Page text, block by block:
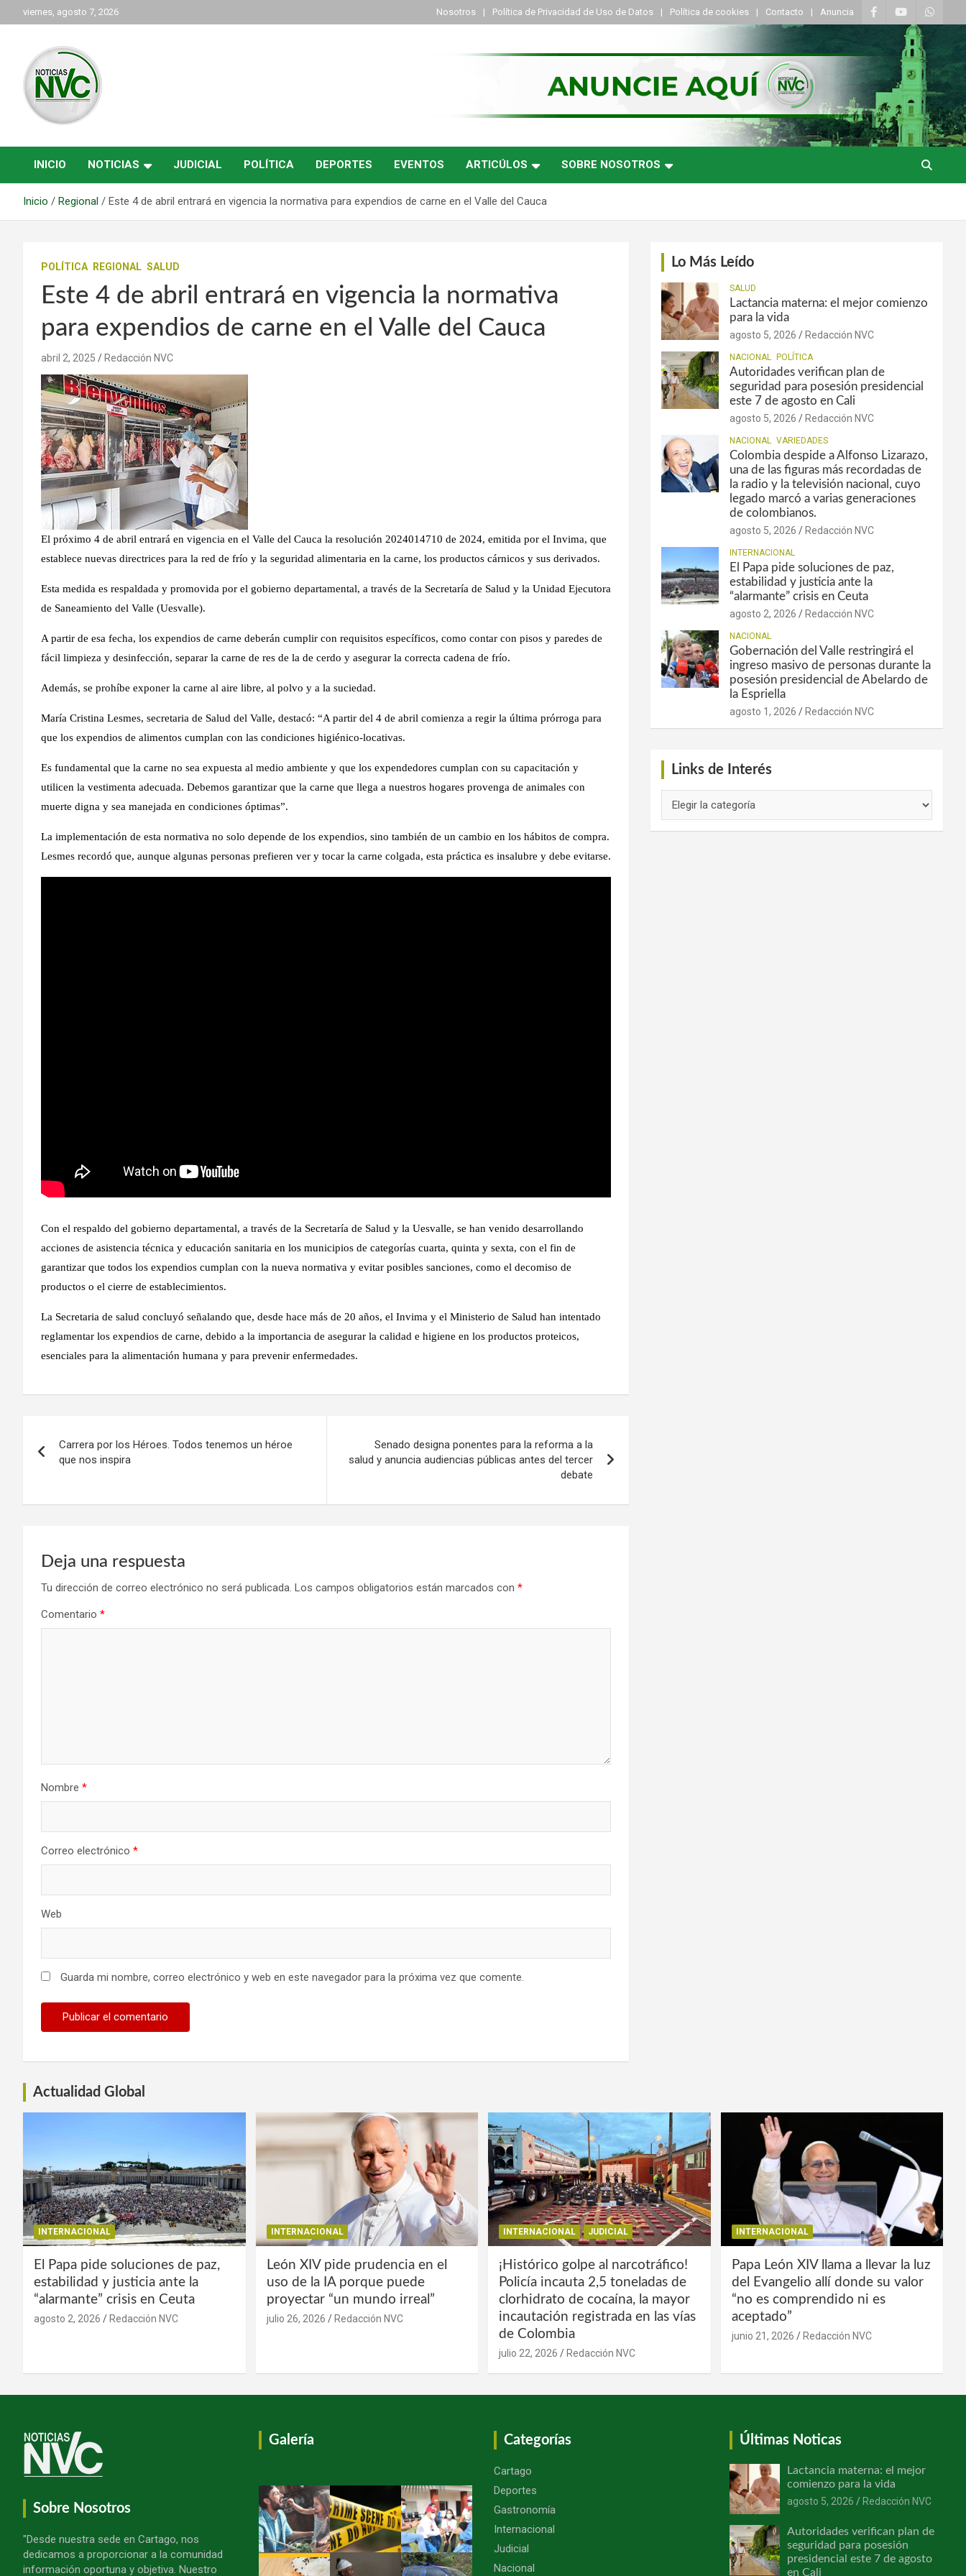
al
viernes, agosto 7, 2026 Nosotros Política de Privacidad de Uso de Datos Política de cookies Contacto Anuncia
NVC Noticias
INICIO NOTICIAS JUDICIAL POLÍTICA DEPORTES EVENTOS ARTICÚLOS SOBRE NOSOTROS
Inicio Regional Este 4 de abril entrará en vigencia la normativa para expendios de carne en el Valle del Cauca
POLÍTICA REGIONAL SALUD
Este 4 de abril entrará en vigencia la normativa
para expendios de carne en el Valle del Cauca
abril 2, 2025 Redacción NVC
El próximo 4 de abril entrará en vigencia en el Valle del Cauca la resolución 2024014710 de 2024, emitida por el Invima, que
establece nuevas directrices para la red de frío y la seguridad alimentaria en la carne, los productos cárnicos y sus derivados.
Esta medida es respaldada y promovida por el gobierno departamental, a través de la Secretaría de Salud y la Unidad Ejecutora
de Saneamiento del Valle (Uesvalle).
A partir de esa fecha, los expendios de carne deberán cumplir con requisitos específicos, como contar con pisos y paredes de
fácil limpieza y desinfección, separar la carne de res de la de cerdo y asegurar la correcta cadena de frío.
Además, se prohíbe exponer la carne al aire libre, al polvo y a la suciedad.
María Cristina Lesmes, secretaria de Salud del Valle, destacó: “A partir del 4 de abril comienza a regir la última prórroga para
que los expendios de alimentos cumplan con las condiciones higiénico-locativas.
Es fundamental que la carne no sea expuesta al medio ambiente y que los expendedores cumplan con su capacitación y
utilicen la vestimenta adecuada. Debemos garantizar que la carne que llega a nuestros hogares provenga de animales con
muerte digna y sea manejada en condiciones óptimas”.
La implementación de esta normativa no solo depende de los expendios, sino también de un cambio en los hábitos de compra.
Lesmes recordó que, aunque algunas personas prefieren ver y tocar la carne colgada, esta práctica es insalubre y debe evitarse.
Con el respaldo del gobierno departamental, a través de la Secretaría de Salud y la Uesvalle, se han venido desarrollando
acciones de asistencia técnica y educación sanitaria en los municipios de categorías cuarta, quinta y sexta, con el fin de
garantizar que todos los expendios cumplan con la nueva normativa y evitar posibles sanciones, como el decomiso de
productos o el cierre de establecimientos.
La Secretaria de salud concluyó señalando que, desde hace más de 20 años, el Invima y el Ministerio de Salud han intentado
reglamentar los expendios de carne, debido a la importancia de asegurar la calidad e higiene en los productos proteicos,
esenciales para la alimentación humana y para prevenir enfermedades.
de
Carrera por los Héroes. Todos tenemos un héroe
que nos inspira
Senado designa ponentes para la reforma a la
salud y anuncia audiencias públicas antes del tercer
debate
Deja una respuesta
Tu dirección de correo electrónico no será publicada. Los campos obligatorios están marcados con *
Comentario *
Nombre *
Correo electrónico *
Web
Guarda mi nombre, correo electrónico y web en este navegador para la próxima vez que comente.
Lo Más Leído
SALUD
Lactancia materna: el mejor comienzo
para la vida
agosto 5, 2026 Redacción NVC
NACIONAL POLÍTICA
Autoridades verifican plan de
seguridad para posesión presidencial
este 7 de agosto en Cali
agosto 5, 2026 Redacción NVC
NACIONAL VARIEDADES
Colombia despide a Alfonso Lizarazo,
una de las figuras más recordadas de
la radio y la televisión nacional, cuyo
legado marcó a varias generaciones
de colombianos.
agosto 5, 2026 Redacción NVC
INTERNACIONAL
El Papa pide soluciones de paz,
estabilidad y justicia ante la
“alarmante” crisis en Ceuta
agosto 2, 2026 Redacción NVC
NACIONAL
Gobernación del Valle restringirá el
ingreso masivo de personas durante la
posesión presidencial de Abelardo de
la Espriella
agosto 1, 2026 Redacción NVC
Links de Interés
de
Actualidad Global
INTERNACIONAL
El Papa pide soluciones de paz,
estabilidad y justicia ante la
“alarmante” crisis en Ceuta
agosto 2, 2026 Redacción NVC
INTERNACIONAL
León XIV pide prudencia en el
uso de la IA porque puede
proyectar “un mundo irreal”
julio 26, 2026 Redacción NVC
INTERNACIONAL JUDICIAL
¡Histórico golpe al narcotráfico!
Policía incauta 2,5 toneladas de
clorhidrato de cocaína, la mayor
incautación registrada en las vías
de Colombia
julio 22, 2026 Redacción NVC
INTERNACIONAL
Papa León XIV llama a llevar la luz
del Evangelio allí donde su valor
“no es comprendido ni es
aceptado”
junio 21, 2026 Redacción NVC
Sobre Nosotros
"Desde nuestra sede en Cartago, nos
dedicamos a proporcionar a la comunidad
información oportuna y objetiva. Nuestro
Galería Categorías
Cartago
Deportes
Gastronomía
Internacional
Judicial
Nacional
Últimas Noticas
Lactancia materna: el mejor
comienzo para la vida
agosto 5, 2026
Redacción NVC
Autoridades verifican plan de
seguridad para posesión
presidencial este 7 de agosto
en Cali